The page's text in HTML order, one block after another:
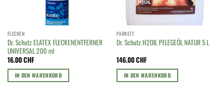
FLECKEN
Dr. Schutz ELATEX FLECKENENTFERNER
UNIVERSAL 200 ml
16.00CHF
IN DEN WARENKORB
PARKETT
Dr. Schutz H2OIL PFLEGEÖL NATUR 5 L
146.00CHF
IN DEN WARENKORB